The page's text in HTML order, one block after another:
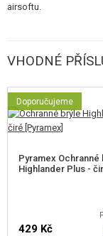
bleskové přebíjení.
logem TTI zajišťují
Bezpečnost
:
funkční dlaňovou
Zbraň je dodávána
pádu.
airsoftu.
VHODNÉ
Doporučujeme
Pyramex Ochranné
Highlander Plus -
429 Kč